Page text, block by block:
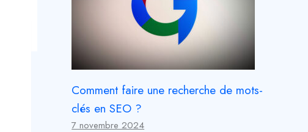
Comment faire une recherche de mots-
clés en SEO ?
7 novembre 2024